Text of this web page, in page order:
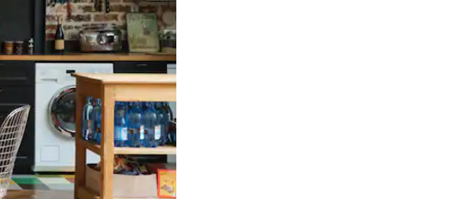
ಮೂಲಕ ಅನ್ವೇಷಿಸಿ.